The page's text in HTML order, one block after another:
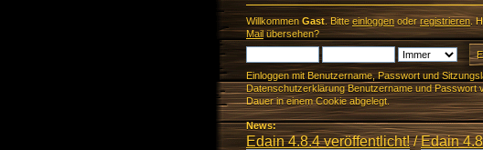
Willkommen Gast. Bitte einloggenoderregistrieren.
Mailübersehen?
Einloggen mit Benutzername, Passwort und
Datenschutzerklärung Benutzername und Passwort
Dauer in einem Cookie abgelegt.
News:
Edain 4.8.4 veröffentlicht!/Edain